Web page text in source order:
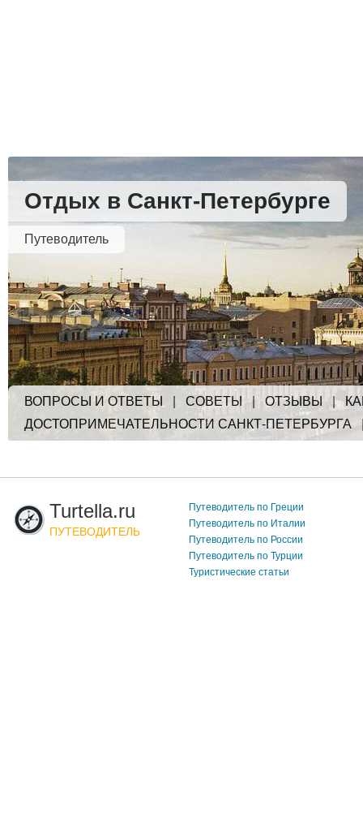
Отдых в Санкт-Петербурге
Путеводитель
ВОПРОСЫ И ОТВЕТЫ СОВЕТЫ |ОТЗЫВЫ |
ДОСТОПРИМЕЧАТЕЛЬНОСТИ САНКТ-ПЕТЕРБУРГА
Turtella.ru
ПУТЕВОДИТЕЛЬ
Путеводитель по Греции
Путеводитель по Италии
Путеводитель по России
Путеводитель по Турции
Туристические статьи